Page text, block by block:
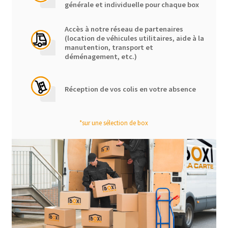
générale et individuelle pour chaque box
Accès à notre réseau de partenaires
(location de véhicules utilitaires, aide à la
manutention, transport et
déménagement, etc.)
Réception de vos colis en votre absence
*sur une sélection de box